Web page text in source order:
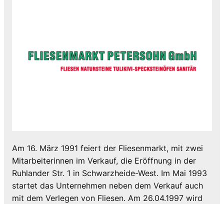
Am 16. März 1991 feiert der Fliesenmarkt, mit zwei
Mitarbeiterinnen im Verkauf, die Eröffnung in der
Ruhlander Str. 1 in Schwarzheide-West. Im Mai 1993
startet das Unternehmen neben dem Verkauf auch
mit dem Verlegen von Fliesen. Am 26.04.1997 wird